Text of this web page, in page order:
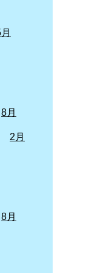
8月
2月
8月